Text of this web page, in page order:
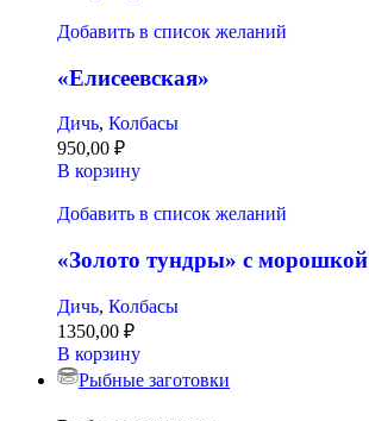
Добавить в список желаний
«Елисеевская»
Дичь, Колбасы
950,00 ₽
В корзину
Добавить в список желаний
«Золото тундры» с морошкой
Дичь, Колбасы
1350,00 ₽
В корзину
Рыбные заготовки